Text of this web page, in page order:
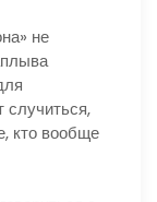
не
кто вообще